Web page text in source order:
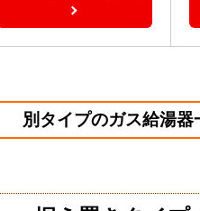
別タイプのガス給湯器